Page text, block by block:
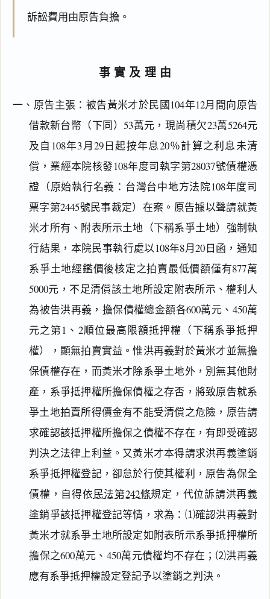
訴訟費用由原告負擔。
事實及理由
一、原告主張：被告黃米才於民國104年12月間向原告
借款新台幣（下同）53萬元，現尚積欠23萬5264元
及自108年3月29日起按年息20％計算之利息未清
償，業經本院核發108年度司執字第28037號債權憑
證（原始執行名義：台灣台中地方法院108年度司
票字第2445號民事裁定）在案。原告據以聲請就黃
米才所有、附表所示土地（下稱系爭土地）強制執
行結果，本院民事執行處以108年8月20日函，通知
系爭土地經鑑價後核定之拍賣最低價額僅有877萬
5000元，不足清償該土地所設定附表所示、權利人
為被告洪再義，擔保債權總金額各600萬元、450萬
元之第1、2順位最高限額抵押權（下稱系爭抵押
權），顯無拍賣實益。惟洪再義對於黃米才並無擔
保債權存在，而黃米才除系爭土地外，別無其他財
產，系爭抵押權所擔保債權之存否，將致原告就系
爭土地拍賣所得價金有不能受清償之危險，原告請
求確認該抵押權所擔保之債權不存在，有即受確認
判決之法律上利益。又黃米才本得請求洪再義塗銷
系爭抵押權登記，卻怠於行使其權利，原告為保全
債權，自得依民法第242條規定，代位訴請洪再義
塗銷爭該抵押權登記等情，求為：⑴確認洪再義對
黃米才就系爭土地所設定如附表所示系爭抵押權所
擔保之600萬元、450萬元債權均不存在；⑵洪再義
應有系爭抵押權設定登記予以塗銷之判決。